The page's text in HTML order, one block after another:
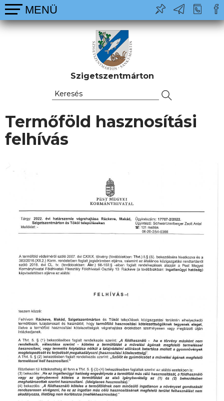
Szigetszentmárton
Termőföld hasznosítási
felhívás